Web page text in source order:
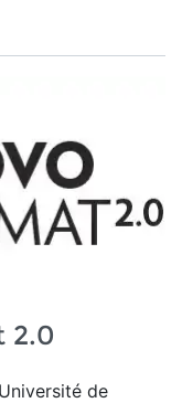
2.0
de